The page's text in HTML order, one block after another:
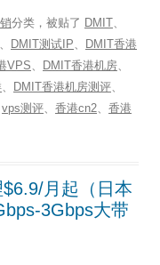
分类，被贴了 DMIT、
、 DMIT测试IP、
DMIT香港
VPS、 DMIT香港机房、
、 DMIT香港机房测评、
vps测评、 香港cn2、 香港
月起（日本
3Gbps大带